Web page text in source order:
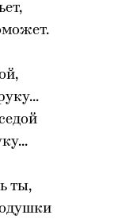
ты,